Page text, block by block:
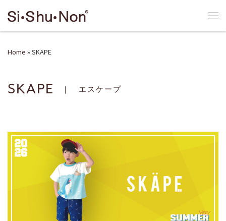
Skip to content
Home »SKAPE
SKAPE